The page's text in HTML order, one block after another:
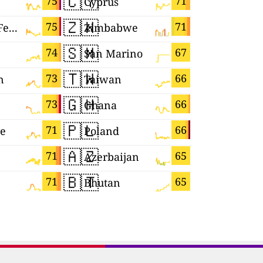
75
Russian Federation
74
73
73
71
71
71
🇿🇼 71
Zimbabwe
🇸🇲 67
San Marino
🇹🇼 66
Taiwan
🇬🇭 66
Ghana
🇵🇱 66
Poland
🇦🇿 65
Azerbaijan
🇧🇹 65
Bhutan